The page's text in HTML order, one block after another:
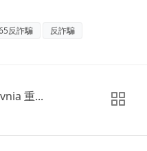
反詐騙 反詐騙
重...